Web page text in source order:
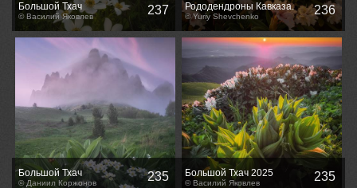
Большой Тхач
© Василий Яковлев 237 Рододендроны Кавказа.
© Yuriy Shevchenko 236
Большой Тхач
© Даниил Коржонов 235 Большой Тхач 2025
© Василий Яковлев 235